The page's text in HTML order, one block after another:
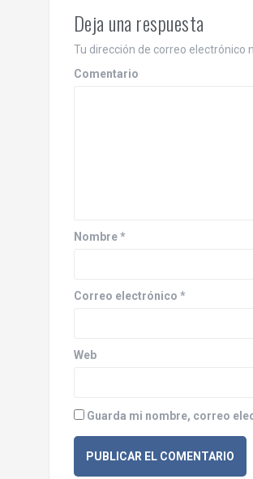
e
g
a
d
e
n
t
r
a
d
Deja una respuesta
Tu dirección de correo electrónico
Comentario
Nombre*
Correo electrónico *
Web
Guarda mi nombre, correo